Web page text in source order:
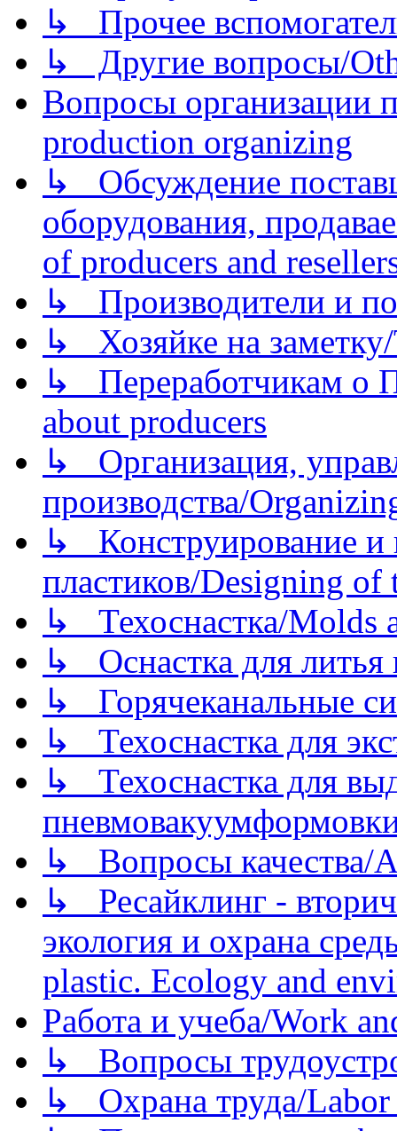
↳ Прочее
↳ Другие вопросы/
Вопросы организации
production organizing
↳ Обсуждение
оборудования,
of producers and
↳ Производители и
↳ Хозяйке на
↳ Переработчикам о
about producers
↳ Организация,
производства/
↳ Конструирование и
пластиков/Designing of
↳ Техоснастка/Molds
↳ Оснастка для литья
↳ Горячеканальные
↳ Техоснастка для
↳ Техоснастка для
↳ Вопросы качества/
↳ Ресайклинг -
экология и охрана
plastic. Ecology and
Работа и учеба/Work
↳ Вопросы
↳ Охрана труда/Labor